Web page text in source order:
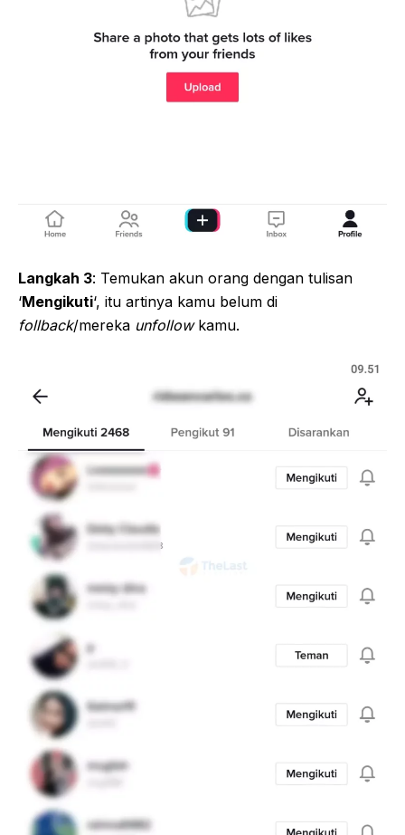
Langkah 3: Temukan akun orang dengan tulisan
‘Mengikuti‘, itu artinya kamu belum di
follback/mereka unfollow kamu.